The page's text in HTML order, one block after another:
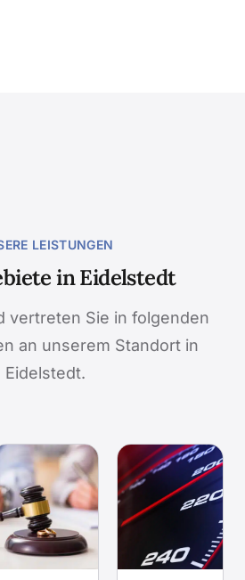
LEISTUNGEN
in Eidelstedt
vertreten Sie in folgenden
an unserem Standort in
Eidelstedt.